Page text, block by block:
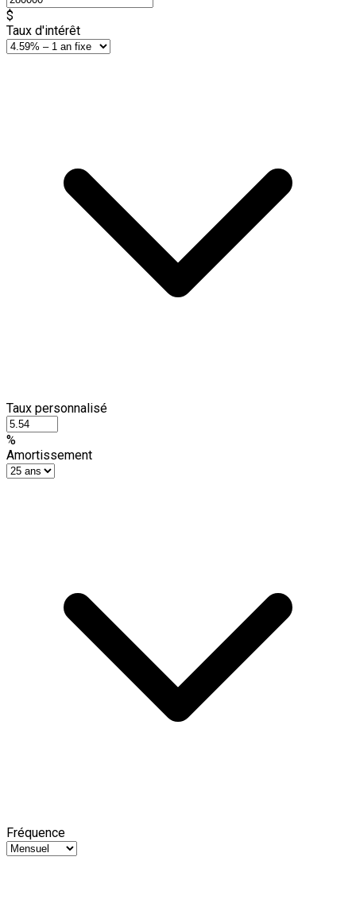
$
Taux d'intérêt
Taux personnalisé
%
Amortissement
Fréquence